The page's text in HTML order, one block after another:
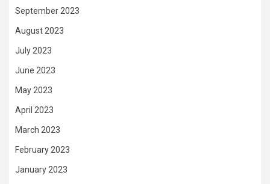
September 2023
August 2023
July 2023
June 2023
May 2023
April 2023
March 2023
February 2023
January 2023